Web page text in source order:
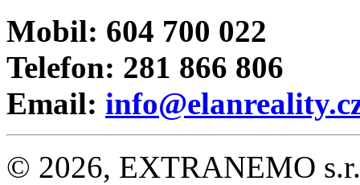
Mobil: 604 700 022
Telefon: 281 866 806
Email:
© 2026, EXTRANEMO